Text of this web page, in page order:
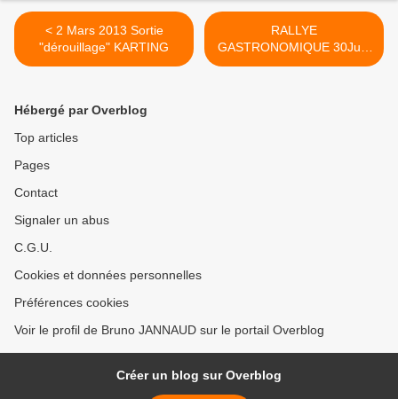
< 2 Mars 2013 Sortie
"dérouillage" KARTING
RALLYE
GASTRONOMIQUE 30Juin
2013 >
Hébergé par Overblog
Top articles
Pages
Contact
Signaler un abus
C.G.U.
Cookies et données personnelles
Préférences cookies
Voir le profil de Bruno JANNAUD sur le portail Overblog
Créer un blog sur Overblog